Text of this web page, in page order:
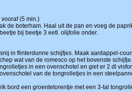
(5 min.)
de boterham. Haal uit de pan en voeg de
bij beetje 3 eetl. olijfolie onder.
in flinterdunne schijfjes. Maak aardappel-
wat van de romesco op het bovenste
in een ovenschotel en giet er 2 dl
van de tongrolletjes in een
bord een groentetorentje met een 3-tal